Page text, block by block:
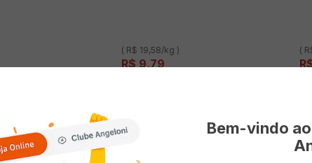
( R$ 19,58/kg )
R$ 9,79
(
Bem-vindo